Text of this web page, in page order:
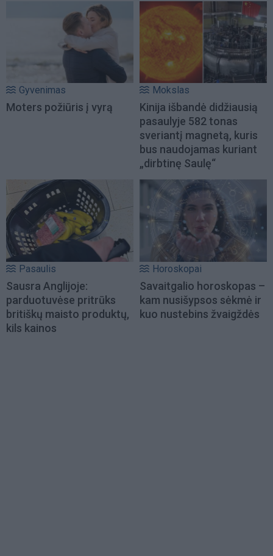
Gyvenimas
Moters požiūris į vyrą
Mokslas
Kinija išbandė didžiausią
pasaulyje 582 tonas
sveriantį magnetą, kuris
bus naudojamas kuriant
„dirbtinę Saulę“
Pasaulis
Sausra Anglijoje:
parduotuvėse pritrūks
britiškų maisto produktų,
kils kainos
Horoskopai
Savaitgalio horoskopas –
kam nusišypsos sėkmė ir
kuo nustebins žvaigždės